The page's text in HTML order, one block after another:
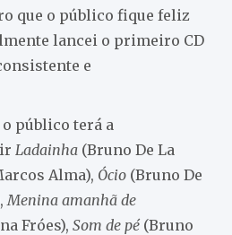
que o público fique feliz
lancei o primeiro CD
e
o público terá a
Ladainha(Bruno De La
Alma), Ócio(Bruno De
Menina amanhã de
Fróes), Som de pé (Bruno